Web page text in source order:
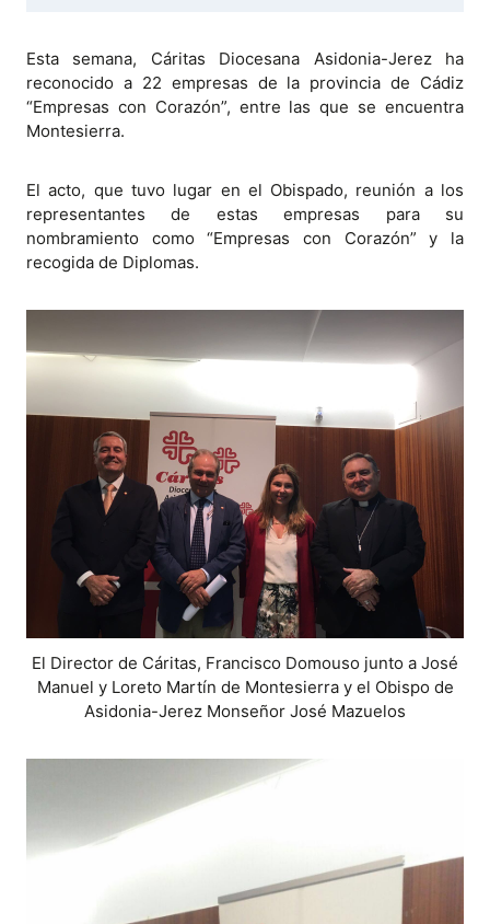
Esta semana, Cáritas Diocesana Asidonia-Jerez ha
reconocido a 22 empresas de la provincia de Cádiz
“Empresas con Corazón”, entre las que se encuentra
Montesierra.
El acto, que tuvo lugar en el Obispado, reunión a los
representantes de estas empresas para su
nombramiento como “Empresas con Corazón” y la
recogida de Diplomas.
El Director de Cáritas, Francisco Domouso junto a José
Manuel y Loreto Martín de Montesierra y el Obispo de
Asidonia-Jerez Monseñor José Mazuelos